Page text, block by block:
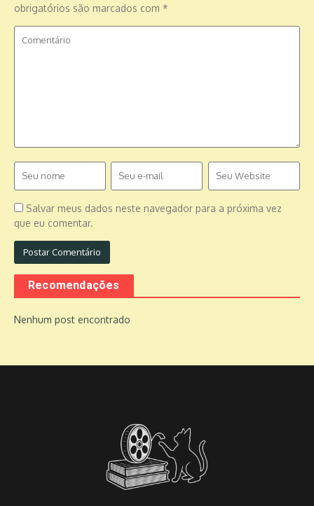
obrigatórios são marcados com *
Salvar meus dados neste navegador para a próxima vez
que eu comentar.
Recomendações
Nenhum post encontrado